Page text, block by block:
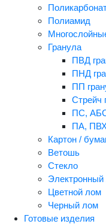
Полиамид
Гранула
ПВД
ПНД
ПП
Стрейч
ПС,
ПА,
Картон /
Ветошь
Стекло
Цветной лом
Черный лом
Готовые изделия